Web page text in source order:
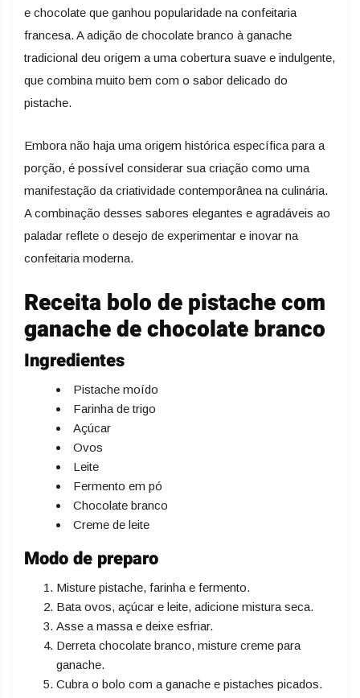
e chocolate que ganhou popularidade na confeitaria
francesa. A adição de chocolate branco à ganache
tradicional deu origem a uma cobertura suave e indulgente,
que combina muito bem com o sabor delicado do
pistache.
Embora não haja uma origem histórica específica para a
porção, é possível considerar sua criação como uma
manifestação da criatividade contemporânea na culinária.
A combinação desses sabores elegantes e agradáveis ao
paladar reflete o desejo de experimentar e inovar na
confeitaria moderna.
Receita bolo de pistache com
ganache de chocolate branco
Ingredientes
Pistache moído
Farinha de trigo
Açúcar
Ovos
Leite
Fermento em pó
Chocolate branco
Creme de leite
Modo de preparo
Misture pistache, farinha e fermento.
Bata ovos, açúcar e leite, adicione mistura seca.
Asse a massa e deixe esfriar.
Derreta chocolate branco, misture creme para
ganache.
Cubra o bolo com a ganache e pistaches picados.